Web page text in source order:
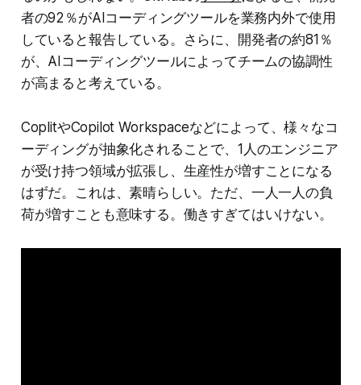
者の92％がAIコーディングツールを業務内外で使用
していると報告している。さらに、開発者の約81％
が、AIコーディングツールによってチームの協調性
が高まると考えている。
CoplitやCopilot Workspaceなどによって、様々なコ
ーディングが抽象化されることで、1人のエンジニア
が受け持つ領域が拡張し、生産性が増すことになる
はずだ。これは、素晴らしい。ただ、一人一人の負
荷が増すことも意味する。働きすぎてはいけない。